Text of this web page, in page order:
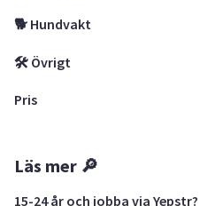
🐕 Hundvakt
🛠 Övrigt
Pris
Läs mer 🔎
15-24 år och jobba via Yepstr?